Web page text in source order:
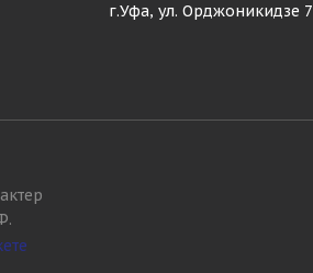
г.Уфа, ул. Орджоникидзе 7